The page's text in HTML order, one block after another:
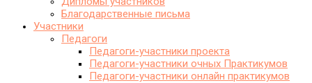
Благодарственные письма
Участники
Педагоги
Педагоги-участники проекта
Педагоги-участники очных Практикумов
Педагоги-участники онлайн практикумов